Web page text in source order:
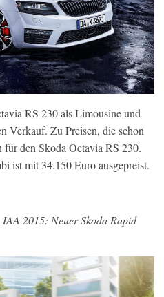
RS 230 als Limousine und
Verkauf. Zu Preisen, die schon
den Skoda Octavia RS 230.
ist mit 34.150 Euro ausgepreist.
2015: Neuer Skoda Rapid